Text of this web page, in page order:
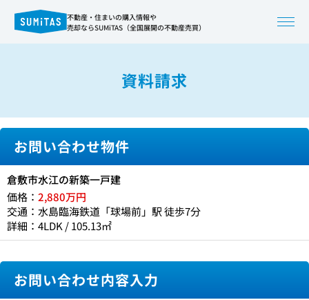
不動産・住まいの購入情報や
売却ならSUMiTAS（全国展開の不動産売買）
資料請求
お問い合わせ物件
倉敷市水江の新築一戸建
価格： 2,880万円
交通：水島臨海鉄道「球場前」駅 徒歩7分
詳細：4LDK / 105.13㎡
お問い合わせ内容入力